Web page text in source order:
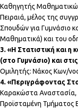
Καθηγητής
Πειραιά, μέλος της
Σπουδών για Γυμνάσιο
Μαθηματικά) και του
3. «Η Στατιστική και η
(στο Γυμνάσιο) και
Ομιλητής: Νάκος Κων/
4. «Περιγράφοντας
Καρακώστα Αναστασία,
Προϊσταμένη Τμήματος